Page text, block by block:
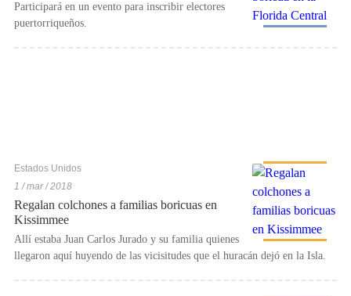
Participará en un evento para inscribir electores
puertorriqueños.
Estados Unidos
1 / mar / 2018
Regalan colchones a familias boricuas en
Kissimmee
Allí estaba Juan Carlos Jurado y su familia quienes
llegaron aquí huyendo de las vicisitudes que el huracán dejó en la Isla.